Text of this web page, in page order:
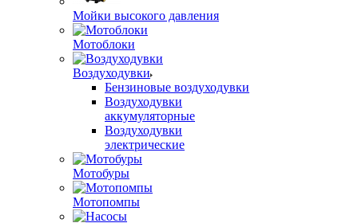
Мойки высокого давления
Мотоблоки
Воздуходувки
Бензиновые воздуходувки
Воздуходувки
аккумуляторные
Воздуходувки
электрические
Мотобуры
Мотопомпы